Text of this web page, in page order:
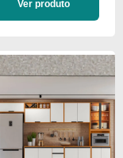
Ver produto